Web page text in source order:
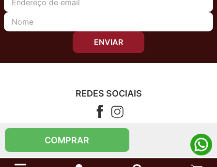
COMPRAR
ENVIAR
REDES SOCIAIS
CONTATO
Telefone (11) 4083-5555
Segunda à sexta das 08h00 às 17h00